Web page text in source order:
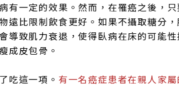
有一定的效果。然而，在罹癌之後，只
遠比限制飲食更好。如果不攝取糖分
導致肌力衰退，使得臥病在床的可能
成皮包骨。
吃這一項。 有一名癌症患者在親人家